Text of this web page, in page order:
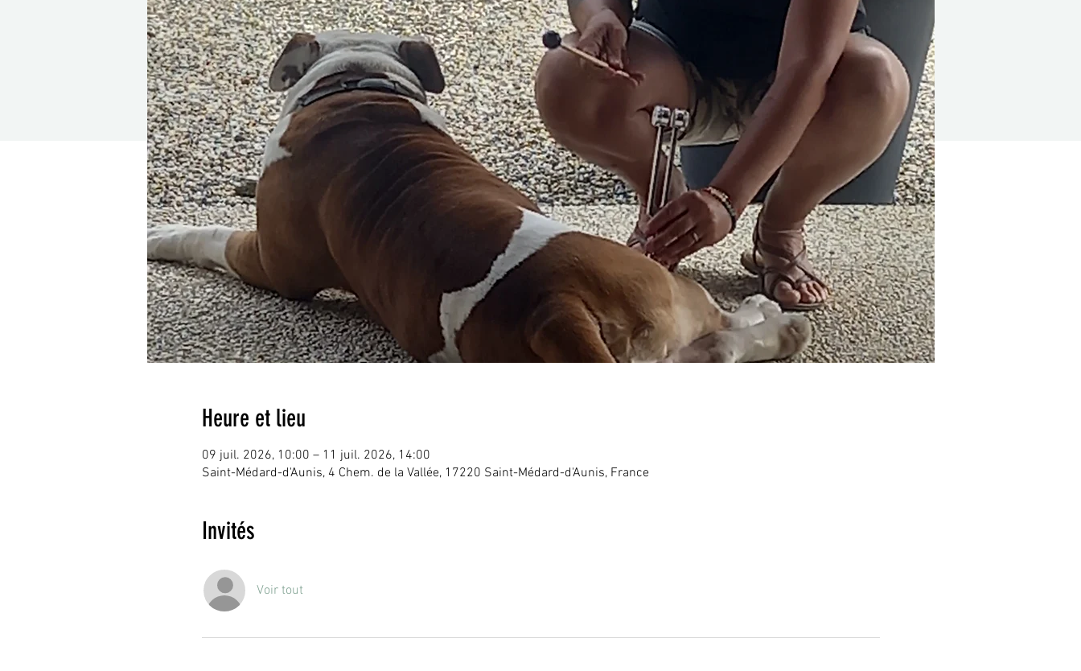
Heure et lieu
09 juil. 2026, 10:00 – 11 juil. 2026, 14:00
Saint-Médard-d'Aunis, 4 Chem. de la Vallée, 17220 Saint-Médard-d'Aunis, France
Invités
Voir tout